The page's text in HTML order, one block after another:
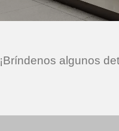
¡Bríndenos algunos